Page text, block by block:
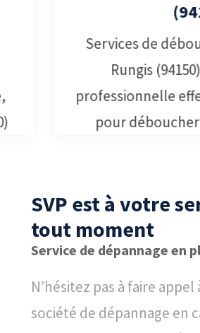
(94150)
Services de
Rungis (94150) ,
professionnelle
pour déboucher les
SVP est à votre
tout moment
Service de dépannage en
N’hésitez pas à faire
société de dépannage en